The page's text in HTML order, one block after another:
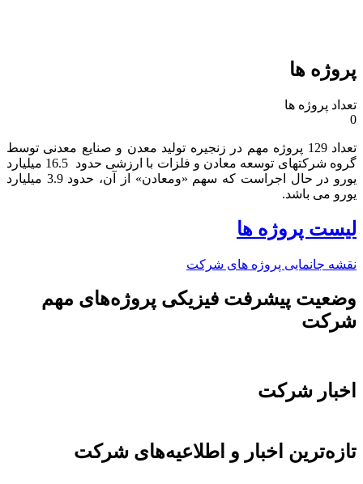
پروژه ها
تعداد پروژه ها
0
تعداد 129 پروژه مهم در زنجیره تولید معدن و صنایع معدنی توسط
گروه شرکتهای توسعه معادن و فلزات با ارزشی حدود 16.5 میلیارد
یورو در حال اجراست که سهم «ومعادن» از آن، حدود 3.9 میلیارد
یورو می باشد.​
لیست پروژه ها
نقشه جانمایی پروژه های شرکت
وضعیت پیشرفت فیزیکی پروژه‌های مهم
شرکت
اخبار شرکت
تازه‌ترین اخبار و اطلاعیه‌های شرکت